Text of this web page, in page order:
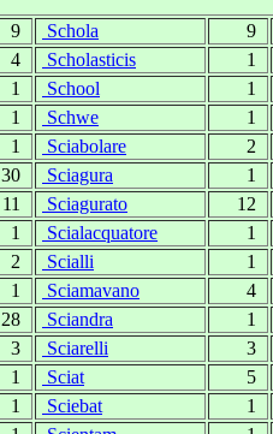
9 Schola
9
4 Scholasticis
1
1 School
1
1 Schwe
1
1 Sciabolare
2
30 Sciagura
1
11 Sciagurato
12
1 Scialacquatore
1
2 Scialli
1
1 Sciamavano
4
28 Sciandra
1
3 Sciarelli
3
1 Sciat
5
1 Sciebat
1